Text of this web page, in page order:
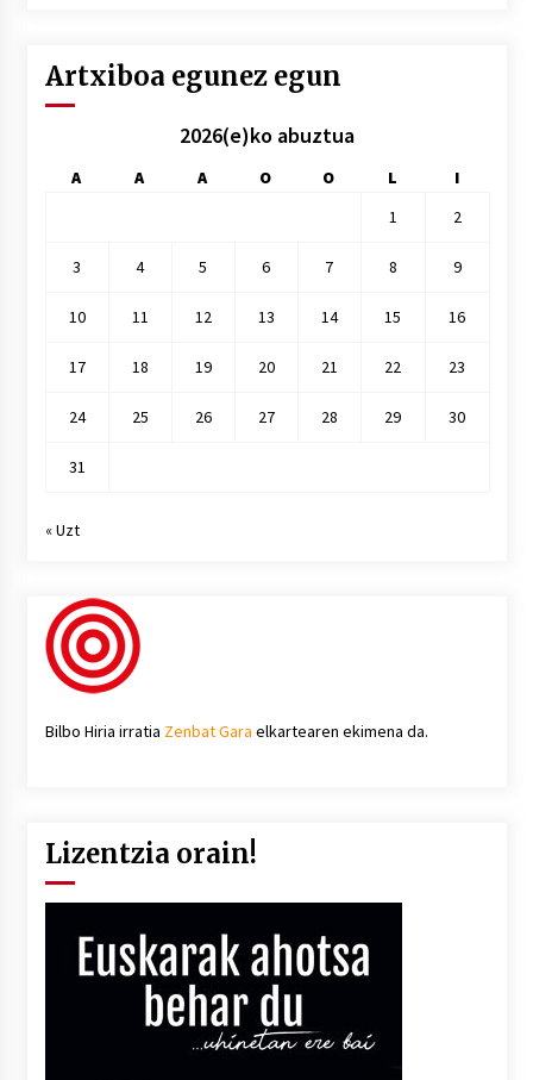
Artxiboa egunez egun
2026(e)ko abuztua
A A A O O L
I
1
2
3 4 5 6 7 8 9
10 11 12 13 14 15 16
17 18 19 20 21 22 23
24 25 26 27 28 29 30
31
« Uzt
Bilbo Hiria irratia Zenbat Gara elkartearen ekimena da.
Lizentzia orain!